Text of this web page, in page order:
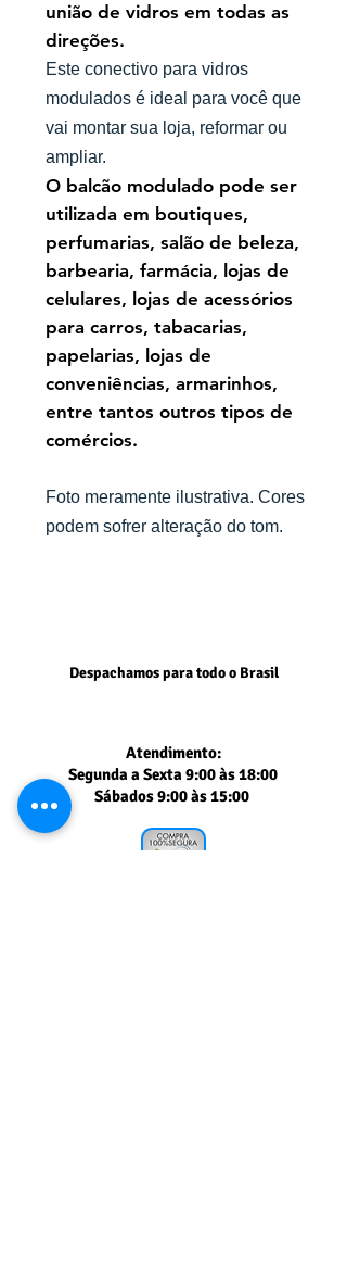
união de vidros em todas as
direções.
Este conectivo para vidros
modulados é ideal para você que
vai montar sua loja, reformar ou
ampliar.
O balcão modulado pode ser
utilizada em boutiques,
perfumarias, salão de beleza,
barbearia, farmácia, lojas de
celulares, lojas de acessórios
para carros, tabacarias,
papelarias, lojas de
conveniências, armarinhos,
entre tantos outros tipos de
comércios.
Foto meramente ilustrativa. Cores
podem sofrer alteração do tom.
Despachamos para todo o Brasil
Atendimento:
Segunda a Sexta 9:00 às 18:00
Sábados 9:00 às 15:00